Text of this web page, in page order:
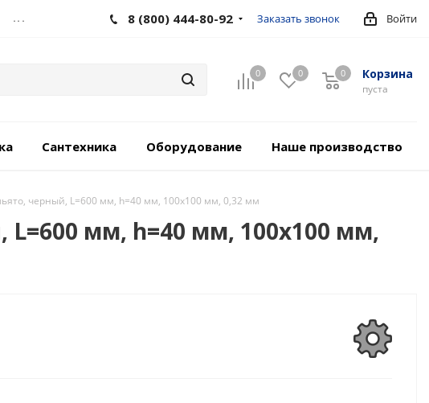
... Войти
8 (800) 444-80-92 Заказать звонок
0 0 Корзина
пуста
0
Сантехника Оборудование Наше производство
черный, L=600 мм, h=40 мм, 100х100 мм, 0,32 мм
мм, h=40 мм, 100х100 мм,